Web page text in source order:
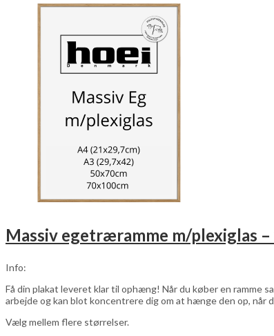
Massiv egetræramme m/plexiglas
Info:
Få din plakat leveret klar til ophæng! Når du køber en ramme
arbejde og kan blot koncentrere dig om at hænge den op, når
Vælg mellem flere størrelser.